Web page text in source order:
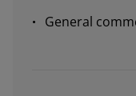
General